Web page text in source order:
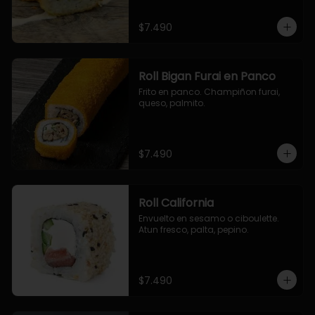
$7.490
Roll Bigan Furai en Panco
Frito en panco. Champiñon furai,
queso, palmito.
$7.490
Roll California
Envuelto en sesamo o ciboulette.
Atun fresco, palta, pepino.
$7.490